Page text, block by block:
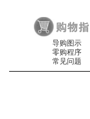
导购图示
零购程序
常见问题